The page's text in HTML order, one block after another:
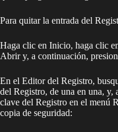
Para quitar la entrada del
Haga clic en Inicio, haga clic
Abrir y, a continuación,
En el Editor del Registro,
del Registro, de una en una,
clave del Registro en el menú
copia de seguridad: